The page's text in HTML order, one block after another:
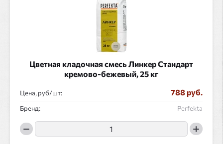
Цветная кладочная смесь Линкер Стандарт
кремово-бежевый, 25 кг
Цена, руб/ : 788 руб.
Бренд: Perfekta